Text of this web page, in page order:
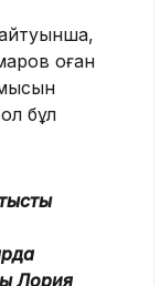
оған
бұл
Лория